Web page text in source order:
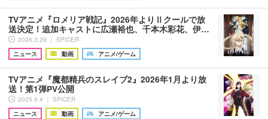
TVアニメ『ロメリア戦記』2026年よりⅡクールで放
送決定！追加キャストに広瀬裕也、千本木彩花、伊…
2026.3.29 ｜ SPICER
ニュース
動画 アニメ/ゲーム
TVアニメ『魔都精兵のスレイブ2』2026年1月より放
送！第1弾PV公開
2025.9.4 ｜ SPICER
ニュース
動画 アニメ/ゲーム